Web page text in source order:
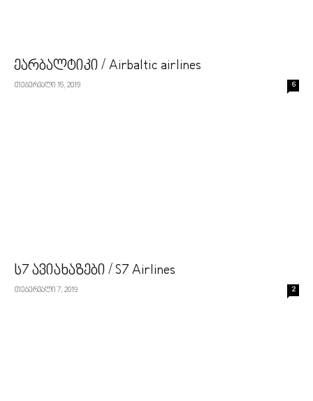
ეარბალტიკი / Airbaltic airlines
თებერვალი 15, 2019 6
ს7 ავიახაზები / S7 Airlines
თებერვალი 7, 2019 2